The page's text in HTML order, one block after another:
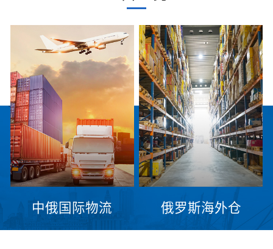
中俄国际物流 俄罗斯海外仓